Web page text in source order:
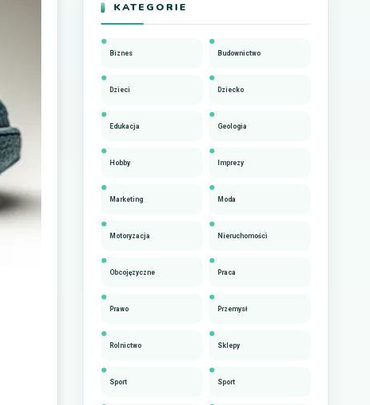
KATEGORIE
Biznes Budownictwo
Dzieci Dziecko
Edukacja Geologia
Hobby Imprezy
Marketing Moda
Motoryzacja Nieruchomości
Obcojęzyczne Praca
Prawo Przemysł
Rolnictwo Sklepy
Sport Sport